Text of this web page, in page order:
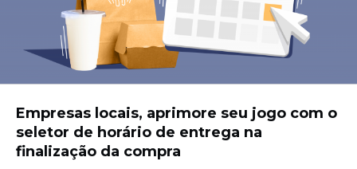
Empresas locais, aprimore seu jogo com o
seletor de horário de entrega na
finalização da compra